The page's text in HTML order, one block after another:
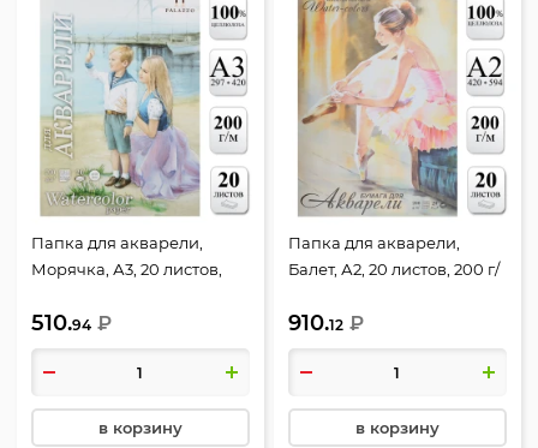
Папка для акварели,
Морячка, А3, 20 листов,
молочный, Лилия Холдинг,
П-2668
510.94 ₽
в корзину
Папка для акварели,
Балет, А2, 20 листов, 200 г/
Холдинг, ПА2/20
910.12 ₽
в корзину